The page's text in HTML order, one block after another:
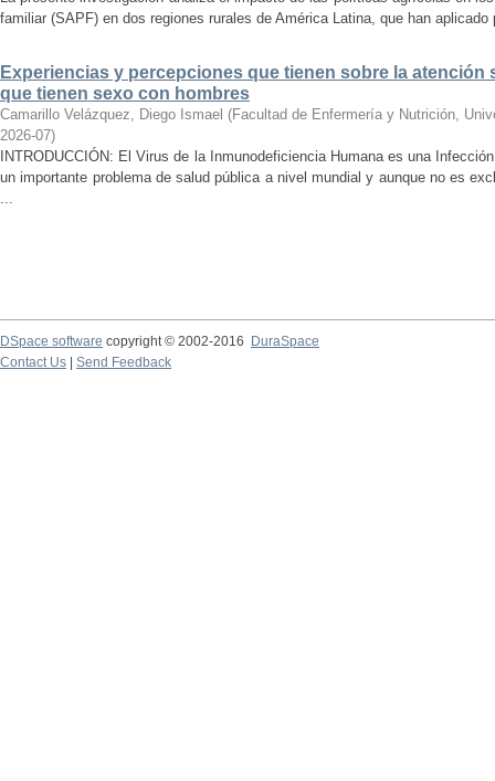
familiar (SAPF) en dos regiones rurales de América Latina, que han
Experiencias y percepciones que tienen sobre la atención
que tienen sexo con hombres
Camarillo Velázquez, Diego Ismael (Facultad de Enfermería y Nutrición,
2026-07)
INTRODUCCIÓN: El Virus de la Inmunodeficiencia Humana es una
un importante problema de salud pública a nivel mundial y aunque no es
...
DSpace software copyright © 2002-2016
DuraSpace
Contact Us
Send Feedback